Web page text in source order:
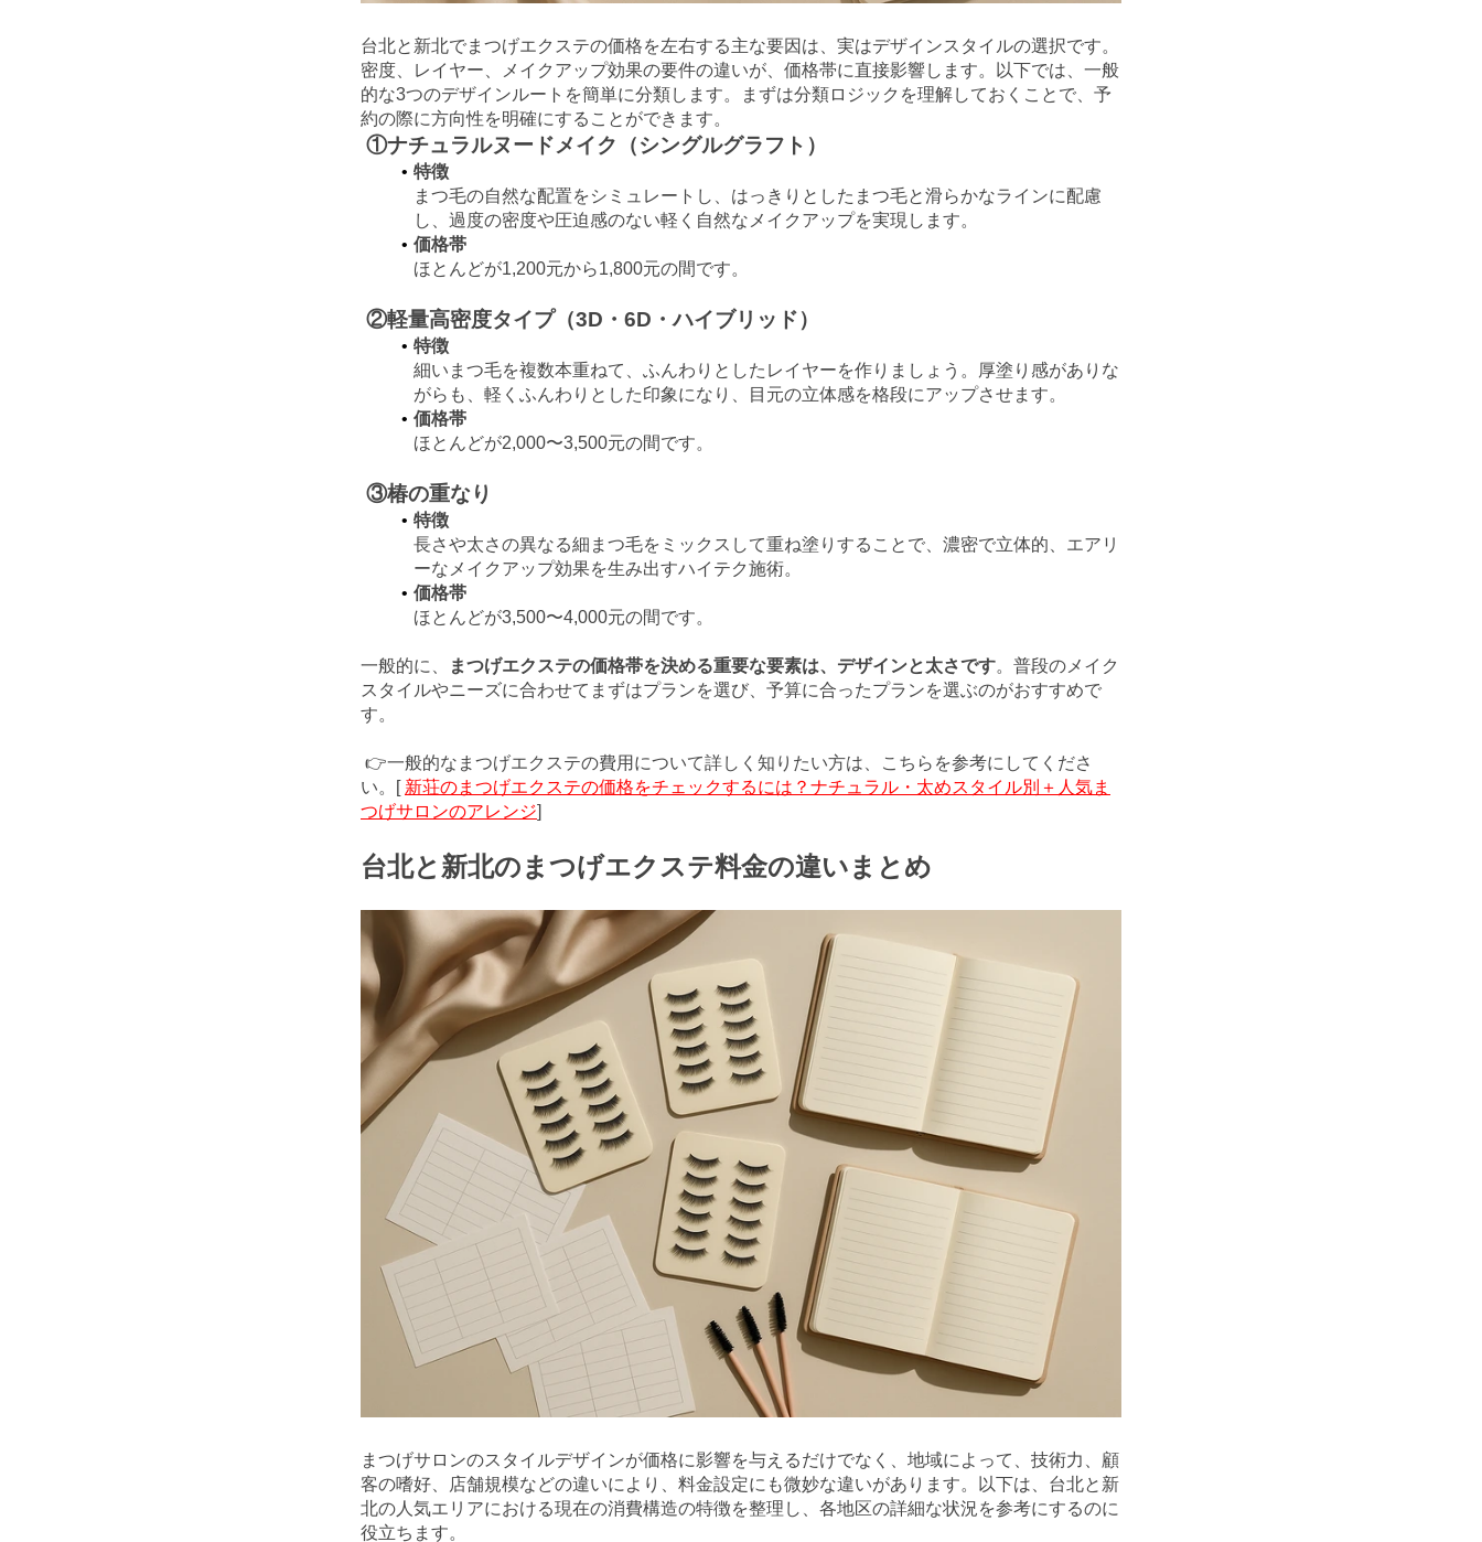
台北と新北でまつげエクステの価格を左右する主な要因は、実はデザインスタイルの選択です。
密度、レイヤー、メイクアップ効果の要件の違いが、価格帯に直接影響します。以下では、一般
的な3つのデザインルートを簡単に分類します。まずは分類ロジックを理解しておくことで、予
約の際に方向性を明確にすることができます。
①ナチュラルヌードメイク（シングルグラフト）
特徴
まつ毛の自然な配置をシミュレートし、はっきりとしたまつ毛と滑らかなラインに配慮
し、過度の密度や圧迫感のない軽く自然なメイクアップを実現します。
価格帯
ほとんどが1,200元から1,800元の間です。
②軽量高密度タイプ（3D・6D・ハイブリッド）
特徴
細いまつ毛を複数本重ねて、ふんわりとしたレイヤーを作りましょう。厚塗り感がありな
がらも、軽くふんわりとした印象になり、目元の立体感を格段にアップさせます。
価格帯
ほとんどが2,000〜3,500元の間です。
③椿の重なり
特徴
長さや太さの異なる細まつ毛をミックスして重ね塗りすることで、濃密で立体的、エアリ
ーなメイクアップ効果を生み出すハイテク施術。
価格帯
ほとんどが3,500〜4,000元の間です。
一般的に、 まつげエクステの価格帯を決​​める重要な要素は、デザインと太さです。普段のメイク
スタイルやニーズに合わせてまずはプランを選び、予算に合ったプランを選ぶのがおすすめで
す。
👉一般的なまつげエクステの費用について詳しく知りたい方は、こちらを参考にしてくださ
い。[ 新荘のまつげエクステの価格をチェックするには？ナチュラル・太めスタイル別＋人気ま
つげサロンのアレンジ]
台北と新北のまつげエクステ料金の違いまとめ
まつげサロンのスタイルデザインが価格に影響を与えるだけでなく、地域によって、技術力、顧
客の嗜好、店舗規模などの違いにより、料金設定にも微妙な違いがあります。以下は、台北と新
北の人気エリアにおける現在の消費構造の特徴を整理し、各地区の詳細な状況を参考にするのに
役立ちます。